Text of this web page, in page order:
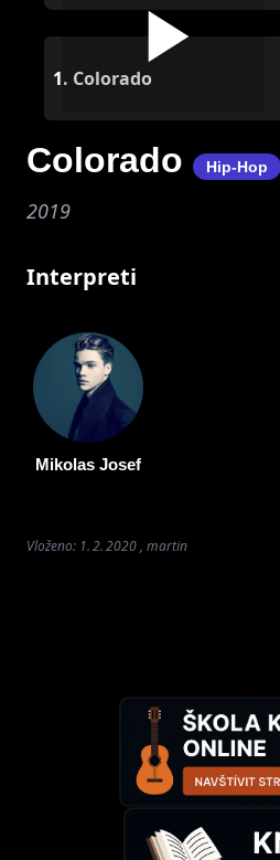
1. Colorado
Colorado Hip-Hop
2019
Interpreti
Mikolas Josef
Vloženo: 1. 2. 2020 , martin